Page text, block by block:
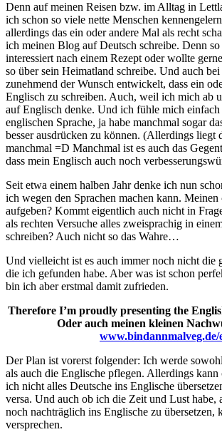
Denn auf meinen Reisen bzw. im Alltag in
ich schon so viele nette Menschen
allerdings das ein oder andere Mal als recht
ich meinen Blog auf Deutsch schreibe. Denn
interessiert nach einem Rezept oder wollte
so über sein Heimatland schreibe. Und auch
zunehmend der Wunsch entwickelt, dass ein
Englisch zu schreiben. Auch, weil ich mich ab
auf Englisch denke. Und ich fühle mich
englischen Sprache, ja habe manchmal sogar
besser ausdrücken zu können. (Allerdings liegt
manchmal =D Manchmal ist es auch das
dass mein Englisch auch noch
Seit etwa einem halben Jahr denke ich nun
ich wegen den Sprachen machen kann.
aufgeben? Kommt eigentlich auch nicht in
als rechten Versuche alles zweisprachig in
schreiben? Auch nicht so das Wahre…
Und vielleicht ist es auch immer noch nicht die
die ich gefunden habe. Aber was ist schon
bin ich aber erstmal damit zufrieden.
Therefore I’m proudly presenting the
Oder auch meinen kleinen
www.bindannmalveg.de/
Der Plan ist vorerst folgender: Ich werde
als auch die Englische pflegen. Allerdings kann
ich nicht alles Deutsche ins Englische
versa. Und auch ob ich die Zeit und Lust habe,
noch nachträglich ins Englische zu übersetzen,
versprechen.